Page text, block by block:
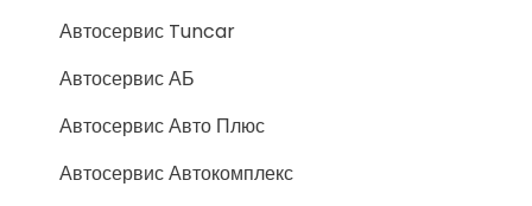
Автосервис Tuncar
Автосервис АБ
Автосервис Авто Плюс
Автосервис Автокомплекс